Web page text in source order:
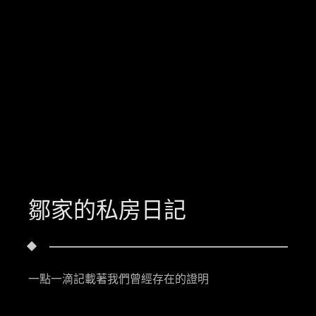
鄒家的私房日記
一點一滴記載著我們曾經存在的證明